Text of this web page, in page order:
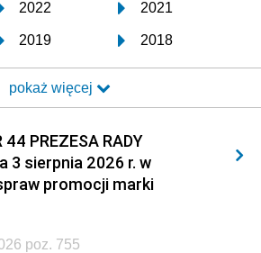
2022 2021
2019 2018
2016 2015
2013 2012
2010 2009
2007 2006
pokaż więcej
PREZESA RADY
3 sierpnia 2026 r. w
promocji marki
poz. 755